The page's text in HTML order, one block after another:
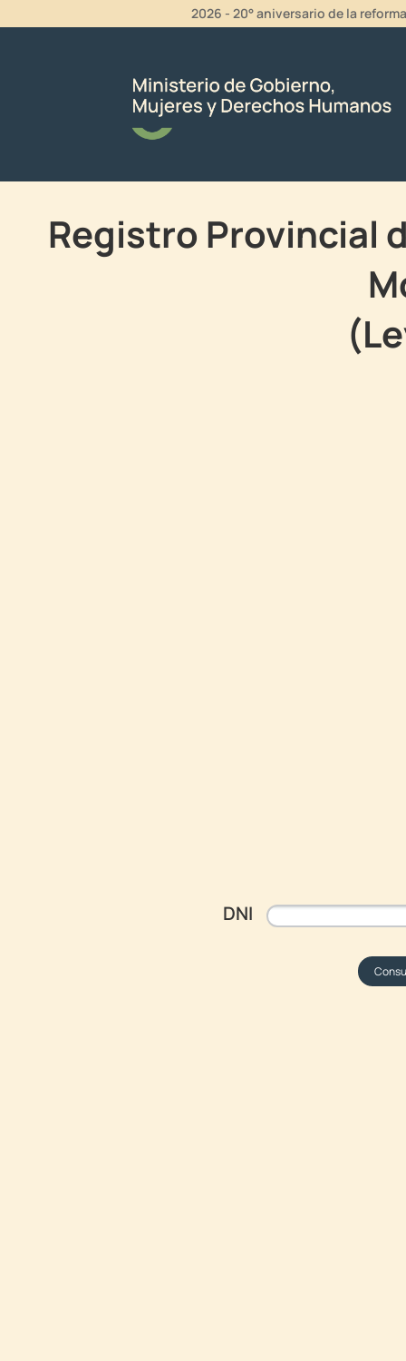
2026 - 20° aniversario de la
Registro Provincial
DNI